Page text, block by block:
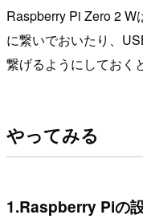
Raspberry Pi Zero 2 W
に繋いでおいたり、
繋げるようにしておく
やってみる
1.Raspberry Piの